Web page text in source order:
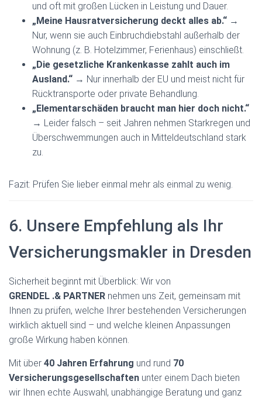
und oft mit großen Lücken in Leistung und Dauer.
„Meine Hausratversicherung deckt alles ab.“ →
Nur, wenn sie auch Einbruchdiebstahl außerhalb der
Wohnung (z. B. Hotelzimmer, Ferienhaus) einschließt.
„Die gesetzliche Krankenkasse zahlt auch im
Ausland.“ → Nur innerhalb der EU und meist nicht für
Rücktransporte oder private Behandlung.
„Elementarschäden braucht man hier doch nicht.“
→ Leider falsch – seit Jahren nehmen Starkregen und
Überschwemmungen auch in Mitteldeutschland stark
zu.
Fazit: Prüfen Sie lieber einmal mehr als einmal zu wenig.
6. Unsere Empfehlung als Ihr
Versicherungsmakler in Dresden
Sicherheit beginnt mit Überblick: Wir von
GRENDEL .& PARTNER nehmen uns Zeit, gemeinsam mit
Ihnen zu prüfen, welche Ihrer bestehenden Versicherungen
wirklich aktuell sind – und welche kleinen Anpassungen
große Wirkung haben können.
Mit über 40 Jahren Erfahrung und rund 70
Versicherungsgesellschaften unter einem Dach bieten
wir Ihnen echte Auswahl, unabhängige Beratung und ganz